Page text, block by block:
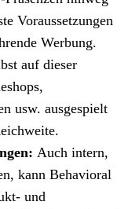
Voraussetzungen
Werbung.
auf dieser
usw. ausgespielt
Auch intern,
kann Behavioral
und